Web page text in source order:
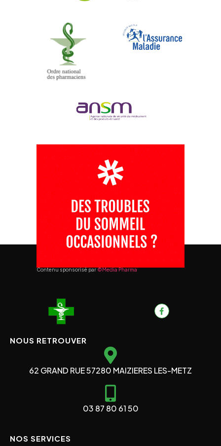
Contenu sponsorisé par©Media Pharma
NOUS RETROUVER
62 GRAND RUE 57280 MAIZIERES LES-METZ
03 87 80 61 50
NOS SERVICES